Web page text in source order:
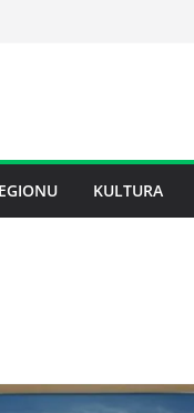
KULTURA